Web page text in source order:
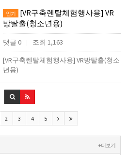
인기
[VR구축렌탈체험행사용] VR
방탈출(청소년용)
댓글 0 조회 1,163
[VR구축렌탈체험행사용] VR방탈출(청소
년용)
2 3 4 5
+ 더보기